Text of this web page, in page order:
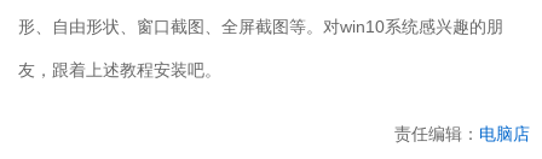
形、自由形状、窗口截图、全屏截图等。对win10系统感兴趣的朋
友，跟着上述教程安装吧。
责任编辑： 电脑店